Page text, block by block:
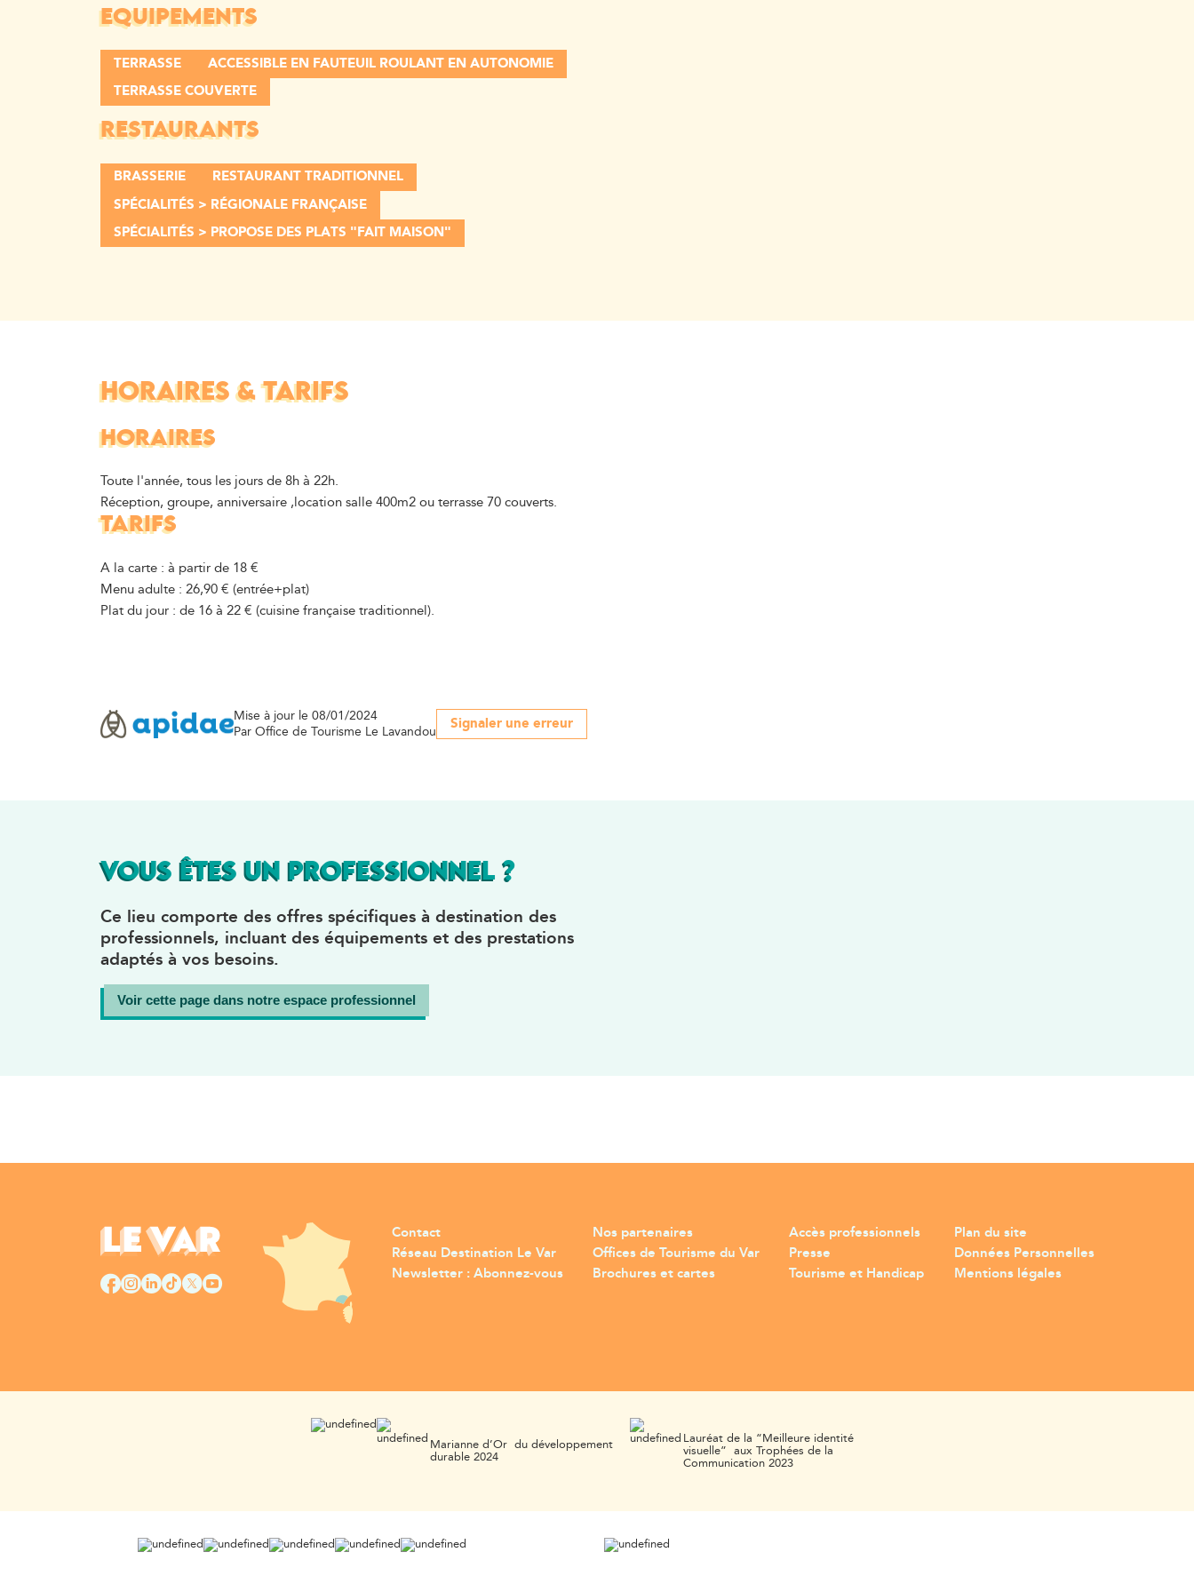
EQUIPEMENTS
TERRASSE
ACCESSIBLE EN FAUTEUIL ROULANT EN AUTONOMIE
TERRASSE COUVERTE
RESTAURANTS
BRASSERIE
RESTAURANT TRADITIONNEL
SPÉCIALITÉS > RÉGIONALE FRANÇAISE
SPÉCIALITÉS > PROPOSE DES PLATS "FAIT MAISON"
HORAIRES & TARIFS
HORAIRES
Toute l'année, tous les jours de 8h à 22h.
Réception, groupe, anniversaire ,location salle 400m2 ou terrasse 70 couverts.
TARIFS
A la carte : à partir de 18 €
Menu adulte : 26,90 € (entrée+plat)
Plat du jour : de 16 à 22 € (cuisine française traditionnel).
Mise à jour le 08/01/2024
Par Office de Tourisme Le Lavandou
Signaler une erreur
VOUS ÊTES UN PROFESSIONNEL ?
Ce lieu comporte des offres spécifiques à destination des
professionnels, incluant des équipements et des prestations
adaptés à vos besoins.
Voir cette page dans notre espace professionnel
Contact
Réseau Destination Le Var
Newsletter : Abonnez-vous
Nos partenaires
Offices de Tourisme du Var
Brochures et cartes
Accès professionnels
Presse
Tourisme et Handicap
Plan du site
Données Personnelles
Mentions légales
Marianne d’Or du développement
durable 2024
Lauréat de la “Meilleure identité
visuelle” aux Trophées de la
Communication 2023